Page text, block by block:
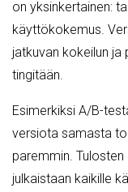
on yksinkertainen:
käyttökokemus.
jatkuvan kokeilun
tingitään.
Esimerkiksi A/B-
versiota samasta
paremmin.
julkaistaan kaikille